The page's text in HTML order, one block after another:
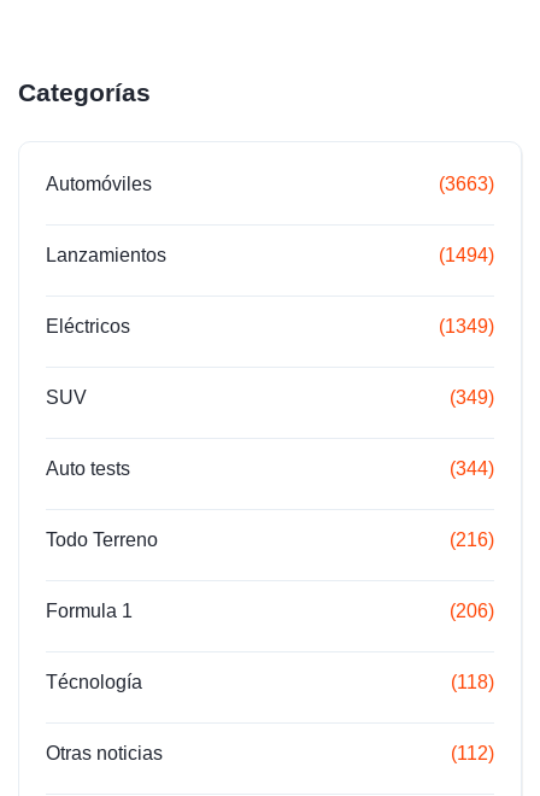
Categorías
Automóviles (3663)
Lanzamientos (1494)
Eléctricos (1349)
SUV (349)
Auto tests (344)
Todo Terreno (216)
Formula 1 (206)
Técnología (118)
Otras noticias (112)